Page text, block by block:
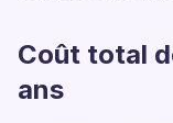
Coût total
ans